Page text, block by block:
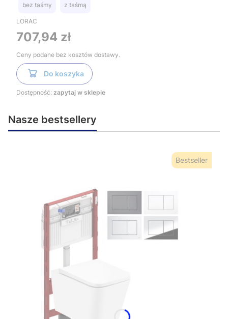
bez taśmy z taśmą
LORAC
Cena
707,94 zł
Ceny podane bez kosztów dostawy.
Do koszyka
Dostępność: zapytaj w sklepie
Nasze bestsellery
Bestseller